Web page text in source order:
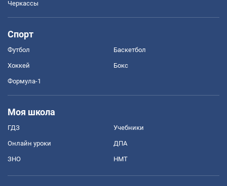
Черкассы
Спорт
Футбол Баскетбол
Хоккей Бокс
Формула-1
Моя школа
ГДЗ Учебники
Онлайн уроки ДПА
ЗНО НМТ